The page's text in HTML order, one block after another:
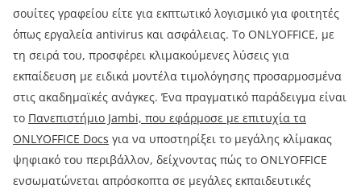
σουίτες γραφείου είτε για εκπτωτικό λογισμικό για φοιτητές
όπως εργαλεία antivirus και ασφάλειας. Το ONLYOFFICE, με
τη σειρά του, προσφέρει κλιμακούμενες λύσεις για
εκπαίδευση με ειδικά μοντέλα τιμολόγησης προσαρμοσμένα
στις ακαδημαϊκές ανάγκες. Ένα πραγματικό παράδειγμα είναι
το Πανεπιστήμιο Jambi, που εφάρμοσε με επιτυχία τα
ONLYOFFICE Docs για να υποστηρίξει το μεγάλης κλίμακας
ψηφιακό του περιβάλλον, δείχνοντας πώς το ONLYOFFICE
ενσωματώνεται απρόσκοπτα σε μεγάλες εκπαιδευτικές